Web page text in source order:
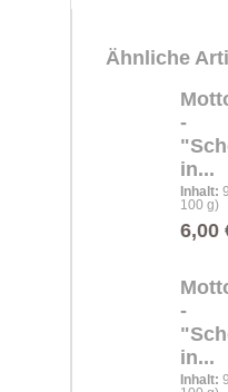
Ähnliche
-
in...
Inhalt:
100 g)
6,00
-
in...
Inhalt: